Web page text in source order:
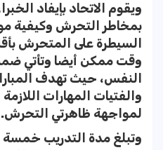
ويقوم الاتحاد بإيفاد
بمخاطر التحرش وكيفية
السيطرة على المتحرش
وقت ممكن أيضا وتأتي
النفس، حيث تهدف
والفتيات المهارات
لمواجهة ظاهرتي التحرش.
وتبلغ مدة التدريب خمسة